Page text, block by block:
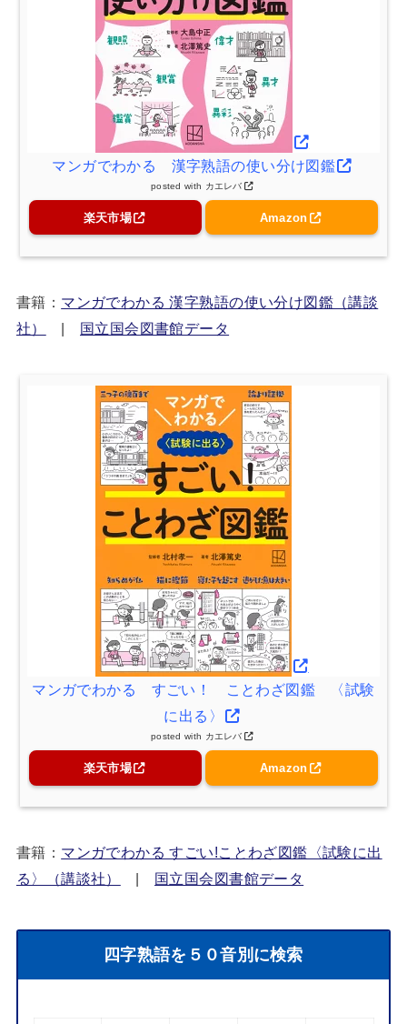
マンガでわかる 漢字熟語の使い分け図鑑
posted with カエレバ
楽天市場 Amazon
書籍： マンガでわかる 漢字熟語の使い分け図鑑（講談
社）
| 国立国会図書館データ
マンガでわかる すごい！ ことわざ図鑑 〈試験
に出る〉
posted with カエレバ
楽天市場 Amazon
書籍： マンガでわかる すごい!ことわざ図鑑〈試験に出
る〉（講談社）
| 国立国会図書館データ
四字熟語を５０音別に検索